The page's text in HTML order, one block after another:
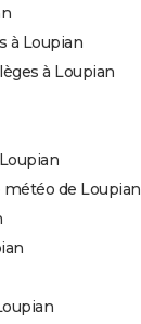
à Loupian
à Loupian
de Loupian